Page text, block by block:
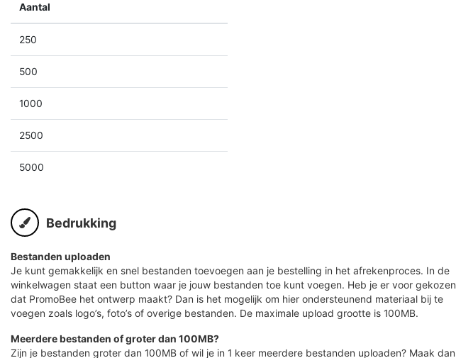
Aantal
250
500
1000
2500
5000
Bedrukking
Bestanden uploaden
Je kunt gemakkelijk en snel bestanden toevoegen aan je bestelling in het afrekenproces. In de
winkelwagen staat een button waar je jouw bestanden toe kunt voegen. Heb je er voor gekozen
dat PromoBee het ontwerp maakt? Dan is het mogelijk om hier ondersteunend materiaal bij te
voegen zoals logo’s, foto’s of overige bestanden. De maximale upload grootte is 100MB.
Meerdere bestanden of groter dan 100MB?
Zijn je bestanden groter dan 100MB of wil je in 1 keer meerdere bestanden uploaden? Maak dan